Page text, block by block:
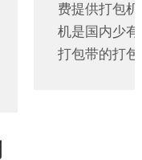
费提供打包
机是国内少
打包带的打